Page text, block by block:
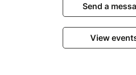
Send a
View